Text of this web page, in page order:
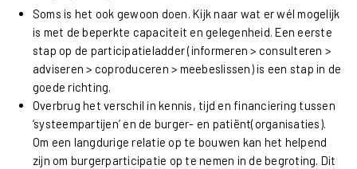
Soms is het ook gewoon doen. Kijk naar wat er wél mogelijk
is met de beperkte capaciteit en gelegenheid. Een eerste
stap op de participatieladder (informeren > consulteren >
adviseren > coproduceren > meebeslissen) is een stap in de
goede richting.
Overbrug het verschil in kennis, tijd en financiering tussen
‘systeempartijen’ en de burger- en patiënt(organisaties).
Om een langdurige relatie op te bouwen kan het helpend
zijn om burgerparticipatie op te nemen in de begroting. Dit